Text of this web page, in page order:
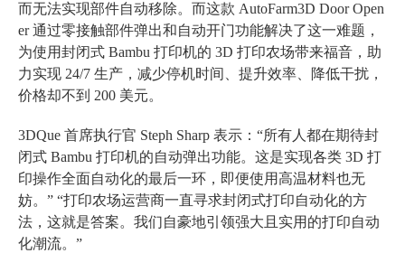
而无法实现部件自动移除。而这款 AutoFarm3D Door Open
er 通过零接触部件弹出和自动开门功能解决了这一难题，
为使用封闭式 Bambu 打印机的 3D 打印农场带来福音，助
力实现 24/7 生产，减少停机时间、提升效率、降低干扰，
价格却不到 200 美元。
3DQue 首席执行官 Steph Sharp 表示：“所有人都在期待封
闭式 Bambu 打印机的自动弹出功能。这是实现各类 3D 打
印操作全面自动化的最后一环，即便使用高温材料也无
妨。” “打印农场运营商一直寻求封闭式打印自动化的方
法，这就是答案。我们自豪地引领强大且实用的打印自动
化潮流。”